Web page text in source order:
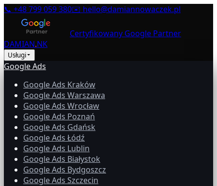
📞 +48 799 059 380✉️ hello@damiannowaczek.pl
Certyfikowany Google Partner
DAMIAN.NK
Usługi
Google Ads
Google Ads Kraków
Google Ads Warszawa
Google Ads Wrocław
Google Ads Poznań
Google Ads Gdańsk
Google Ads Łódź
Google Ads Lublin
Google Ads Białystok
Google Ads Bydgoszcz
Google Ads Szczecin